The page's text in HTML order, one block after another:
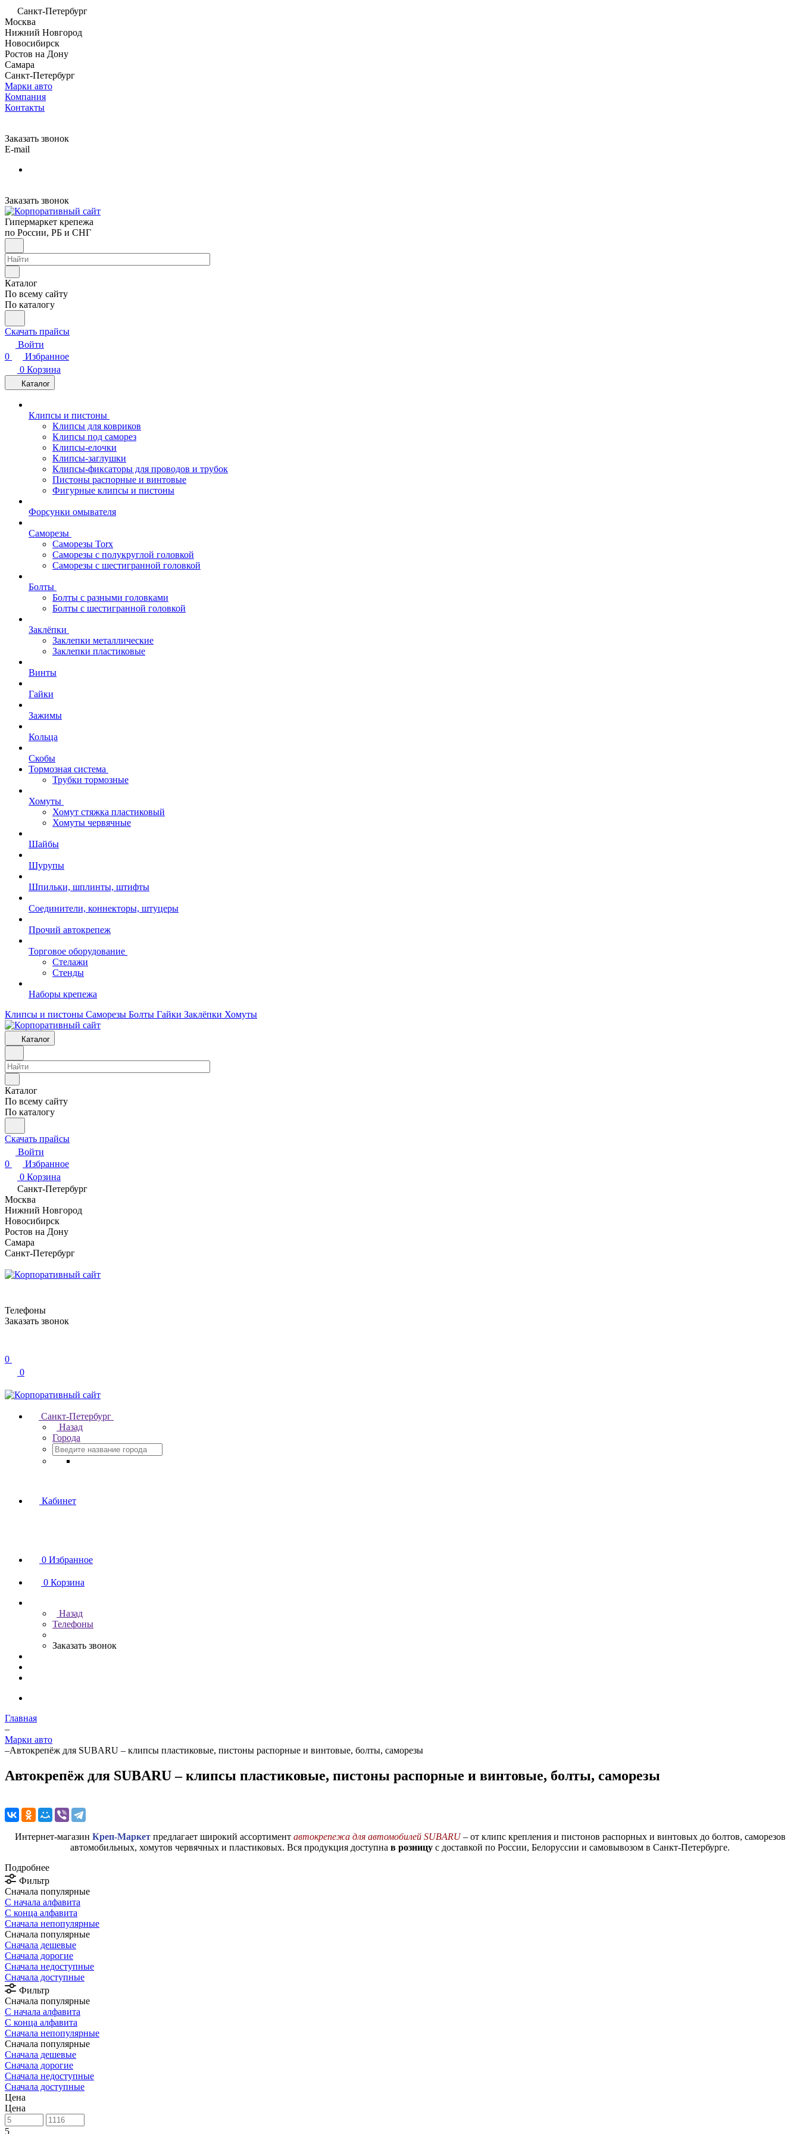
Санкт-Петербург
Москва
Нижний Новгород
Новосибирск
Ростов на Дону
Самара
Санкт-Петербург
Марки авто
Компания
Контакты
Заказать звонок
E-mail
Заказать звонок
Гипермаркет крепежа
по России, РБ и СНГ
Каталог
По всему сайту
По каталогу
Скачать прайсы
Войти
0
Избранное
0 Корзина
Каталог
Клипсы и пистоны
Клипсы для ковриков
Клипсы под саморез
Клипсы-елочки
Клипсы-заглушки
Клипсы-фиксаторы для проводов и трубок
Пистоны распорные и винтовые
Фигурные клипсы и пистоны
Форсунки омывателя
Саморезы
Саморезы Torx
Саморезы с полукруглой головкой
Саморезы с шестигранной головкой
Болты
Болты с разными головками
Болты с шестигранной головкой
Заклёпки
Заклепки металлические
Заклепки пластиковые
Винты
Гайки
Зажимы
Кольца
Скобы
Тормозная система
Трубки тормозные
Хомуты
Хомут стяжка пластиковый
Хомуты червячные
Шайбы
Шурупы
Шпильки, шплинты, штифты
Соединители, коннекторы, штуцеры
Прочий автокрепеж
Торговое оборудование
Стелажи
Стенды
Наборы крепежа
Клипсы и пистоны Саморезы Болты Гайки Заклёпки Хомуты
Каталог
Каталог
По всему сайту
По каталогу
Скачать прайсы
Войти
0
Избранное
0 Корзина
Санкт-Петербург
Москва
Нижний Новгород
Новосибирск
Ростов на Дону
Самара
Санкт-Петербург
Телефоны
Заказать звонок
0
0
Санкт-Петербург
Назад
Города
Кабинет
0 Избранное
0 Корзина
Назад
Телефоны
Заказать звонок
Главная
–
Марки авто
–Автокрепёж для SUBARU – клипсы пластиковые, пистоны распорные и винтовые, болты, саморезы
Автокрепёж для SUBARU – клипсы пластиковые, пистоны распорные и винтовые, болты, саморезы
Интернет-магазин Креп-Маркетпредлагает широкий ассортимент автокрепежа для автомобилей SUBARU– от клипс крепления и пистонов распорных и винтовых до болтов, саморезов
автомобильных, хомутов червячных и пластиковых. Вся продукция доступна в розницу с доставкой по России, Белоруссии и самовывозом в Санкт-Петербурге.
Подробнее
Фильтр
Сначала популярные
С начала алфавита
С конца алфавита
Сначала непопулярные
Сначала популярные
Сначала дешевые
Сначала дорогие
Сначала недоступные
Сначала доступные
Фильтр
Сначала популярные
С начала алфавита
С конца алфавита
Сначала непопулярные
Сначала популярные
Сначала дешевые
Сначала дорогие
Сначала недоступные
Сначала доступные
Цена
Цена
5